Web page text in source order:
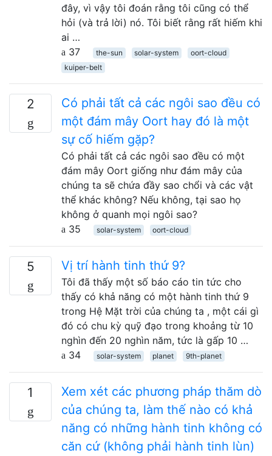
đây, vì vậy tôi đoán rằng tôi cũng có thể
hỏi (và trả lời) nó. Tôi biết rằng rất hiếm khi
ai …
37
the-sun solar-system
oort-cloud
kuiper-belt
2
Có phải tất cả các ngôi sao đều có
một đám mây Oort hay đó là một
sự cố hiếm gặp?
Có phải tất cả các ngôi sao đều có một
đám mây Oort giống như đám mây của
chúng ta sẽ chứa đầy sao chổi và các vật
thể khác không? Nếu không, tại sao họ
không ở quanh mọi ngôi sao?
35
solar-system oort-cloud
5 Vị trí hành tinh thứ 9?
Tôi đã thấy một số báo cáo tin tức cho
thấy có khả năng có một hành tinh thứ 9
trong Hệ Mặt trời của chúng ta , một cái gì
đó có chu kỳ quỹ đạo trong khoảng từ 10
nghìn đến 20 nghìn năm, tức là gấp 10 …
34
solar-system planet 9th-planet
1
Xem xét các phương pháp thăm dò
của chúng ta, làm thế nào có khả
năng có những hành tinh không có
căn cứ (không phải hành tinh lùn)